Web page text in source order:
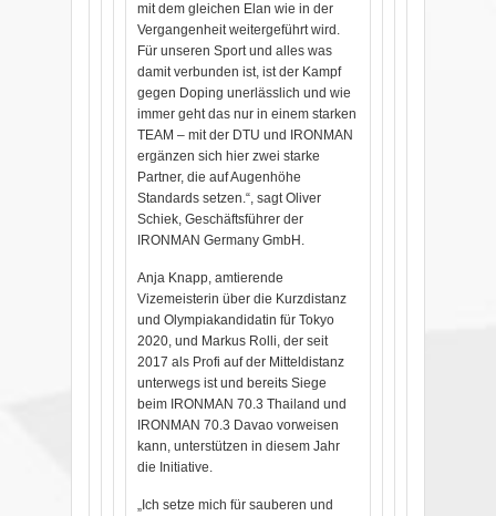
mit dem gleichen Elan wie in der
Vergangenheit weitergeführt wird.
Für unseren Sport und alles was
damit verbunden ist, ist der Kampf
gegen Doping unerlässlich und wie
immer geht das nur in einem starken
TEAM – mit der DTU und IRONMAN
ergänzen sich hier zwei starke
Partner, die auf Augenhöhe
Standards setzen.“, sagt Oliver
Schiek, Geschäftsführer der
IRONMAN Germany GmbH.
Anja Knapp, amtierende
Vizemeisterin über die Kurzdistanz
und Olympiakandidatin für Tokyo
2020, und Markus Rolli, der seit
2017 als Profi auf der Mitteldistanz
unterwegs ist und bereits Siege
beim IRONMAN 70.3 Thailand und
IRONMAN 70.3 Davao vorweisen
kann, unterstützen in diesem Jahr
die Initiative.
„Ich setze mich für sauberen und